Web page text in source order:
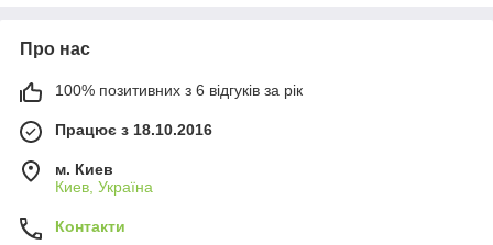
Про нас
100% позитивних з 6 відгуків за рік
Працює з 18.10.2016
м. Киев
Киев, Україна
Контакти